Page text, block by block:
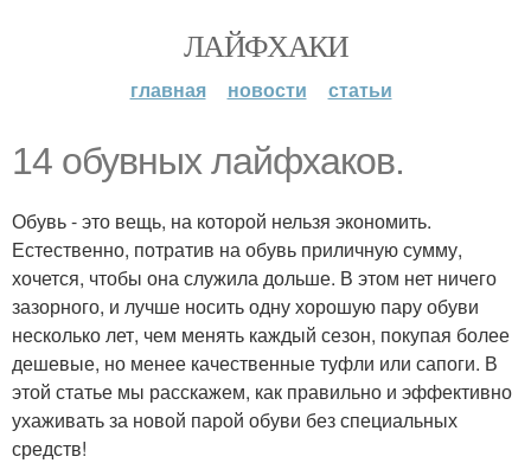
ЛАЙФХАКИ
главная новости статьи
14 обувных лайфхаков.
Обувь - это вещь, на которой нельзя экономить.
Естественно, потратив на обувь приличную сумму,
хочется, чтобы она служила дольше. В этом нет ничего
зазорного, и лучше носить одну хорошую пару обуви
несколько лет, чем менять каждый сезон, покупая более
дешевые, но менее качественные туфли или сапоги. В
этой статье мы расскажем, как правильно и эффективно
ухаживать за новой парой обуви без специальных
средств!